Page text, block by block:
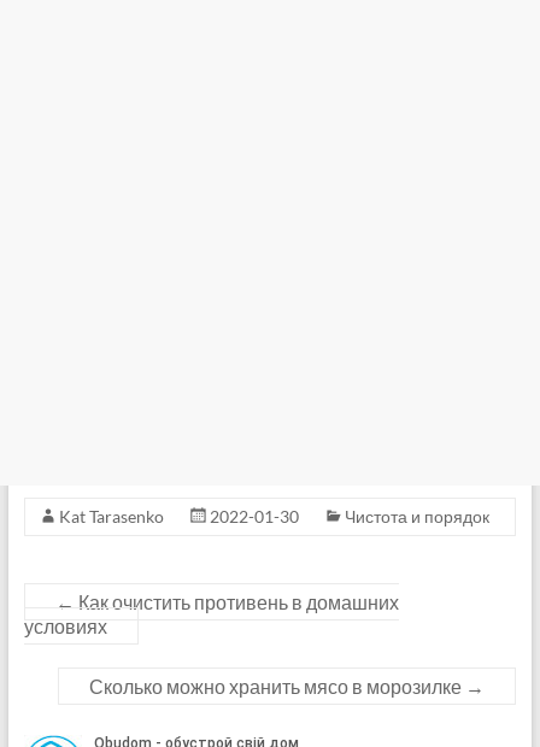
Kat Tarasenko 2022-01-30 Чистота и порядок
← Как очистить противень в домашних
условиях
Сколько можно хранить мясо в морозилке →